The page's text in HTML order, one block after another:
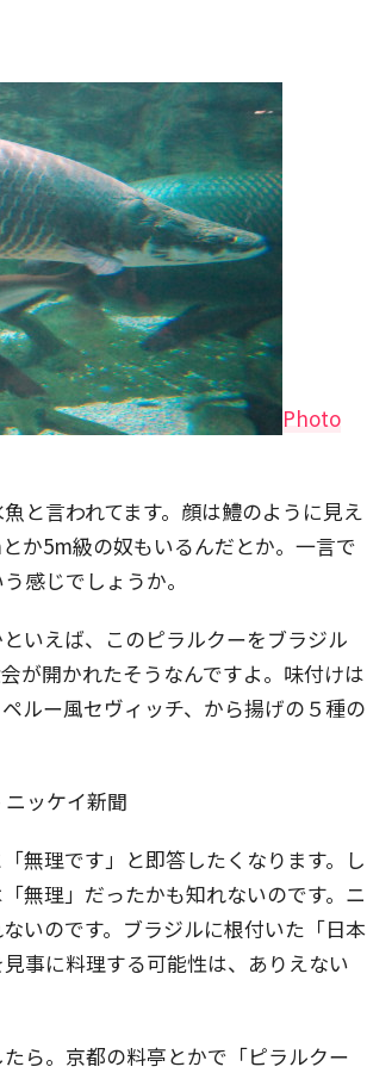
Photo
と言われてます。顔は鱧のように見え
か5m級の奴もいるんだとか。一言で
感じでしょうか。
いえば、このピラルクーをブラジル
が開かれたそうなんですよ。味付けは
ルー風セヴィッチ、から揚げの５種の
ニッケイ新聞
無理です」と即答したくなります。し
無理」だったかも知れないのです。ニ
いのです。ブラジルに根付いた「日本
事に料理する可能性は、ありえない
ら。京都の料亭とかで「ピラルクー